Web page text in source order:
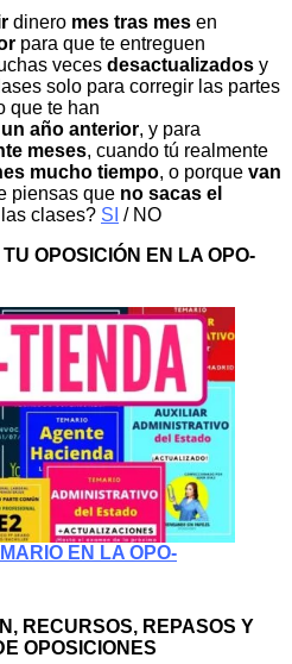
dinero mes tras mes en
para que te entreguen
veces desactualizados y
solo para corregir las partes
que te han
año anterior, y para
meses, cuando tú realmente
mucho tiempo, o porque van
piensas que no sacas el
clases? SI / NO
OPOSICIÓN EN LA OPO-
EN LA OPO-
RECURSOS, REPASOS Y
OPOSICIONES